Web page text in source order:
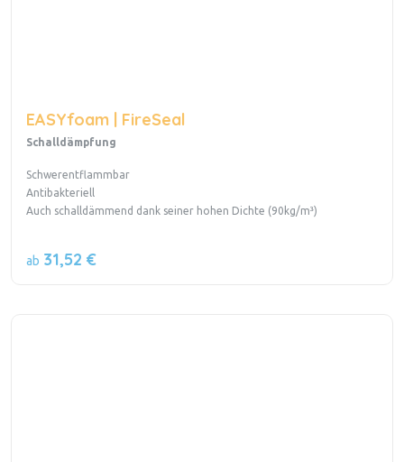
EASYfoam | FireSeal
Schalldämpfung
Schwerentflammbar
Antibakteriell
Auch schalldämmend dank seiner hohen Dichte (90kg/m³)
ab 31,52 €